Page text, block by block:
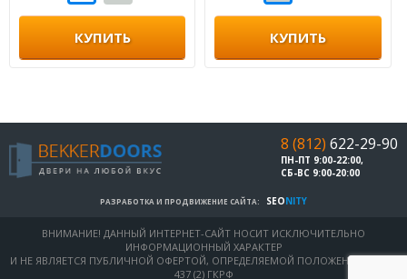
КУПИТЬ КУПИТЬ
8 (812) 622-29-90
ПН-ПТ 9:00-22:00,
СБ-ВС 9:00-20:00
РАЗРАБОТКА И ПРОДВИЖЕНИЕ САЙТА: SEONITY
ВНИМАНИЕ! ДАННЫЙ ИНТЕРНЕТ-САЙТ НОСИТ ИСКЛЮЧИТЕЛЬНО
ИНФОРМАЦИОННЫЙ ХАРАКТЕР
И НЕ ЯВЛЯЕТСЯ ПУБЛИЧНОЙ ОФЕРТОЙ, ОПРЕДЕЛЯЕМОЙ ПОЛОЖЕНИЯМИ СТ.
437 (2) ГКРФ